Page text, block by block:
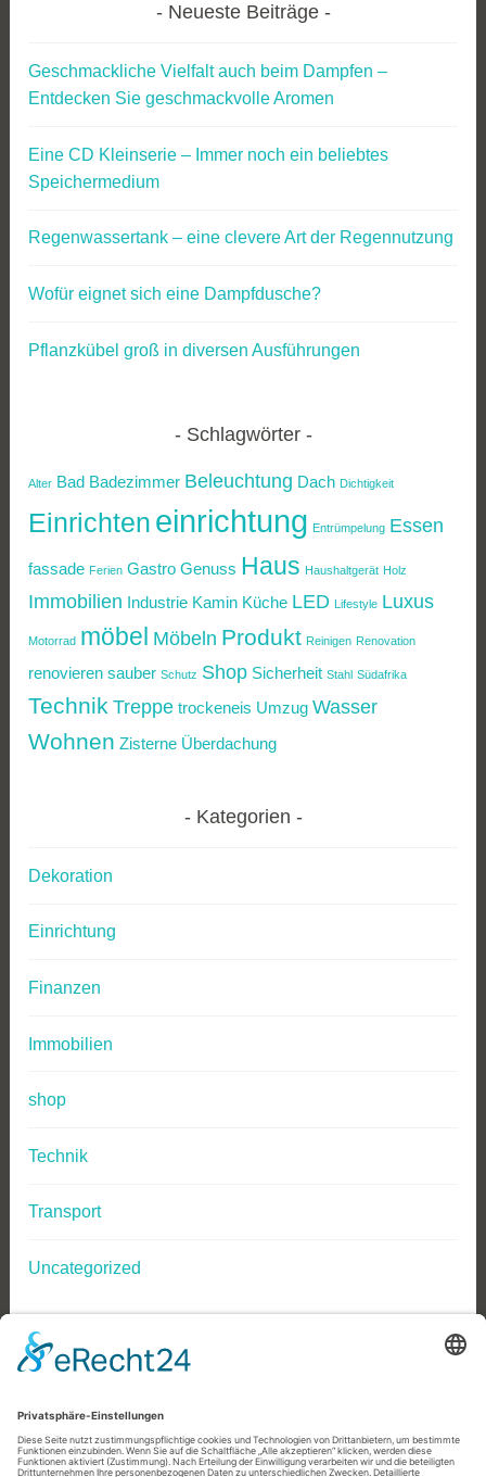
Neueste Beiträge
Geschmackliche Vielfalt auch beim Dampfen –
Entdecken Sie geschmackvolle Aromen
Eine CD Kleinserie – Immer noch ein beliebtes
Speichermedium
Regenwassertank – eine clevere Art der Regennutzung
Wofür eignet sich eine Dampfdusche?
Pflanzkübel groß in diversen Ausführungen
Schlagwörter
Alter Bad Badezimmer Beleuchtung Dach Dichtigkeit
Einrichten einrichtung Entrümpelung Essen
fassade Ferien Gastro Genuss Haus Haushaltgerät Holz
Immobilien Industrie Kamin Küche LED Lifestyle Luxus
Motorrad möbel Möbeln Produkt Reinigen Renovation
renovieren sauber Schutz Shop Sicherheit Stahl Südafrika
Technik Treppe trockeneis Umzug Wasser
Wohnen Zisterne Überdachung
Kategorien
Dekoration
Einrichtung
Finanzen
Immobilien
shop
Technik
Transport
Uncategorized
Impressum